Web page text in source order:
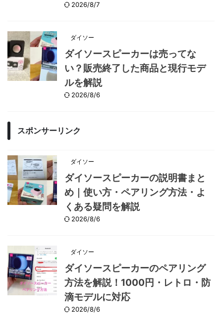
2026/8/7
ダイソー
ダイソースピーカーは売ってな
い？販売終了した商品と現行モデ
ルを解説
2026/8/6
スポンサーリンク
ダイソー
ダイソースピーカーの説明書まと
め｜使い方・ペアリング方法・よ
くある疑問を解説
2026/8/6
ダイソー
ダイソースピーカーのペアリング
方法を解説！1000円・レトロ・防
滴モデルに対応
2026/8/6